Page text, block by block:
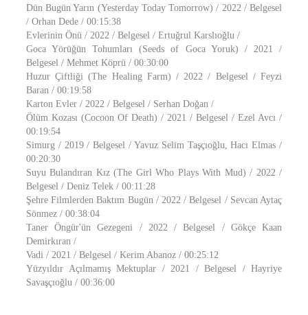
Dün Bugün Yarın (Yesterday Today Tomorrow) / 2022 / Belgesel
/ Orhan Dede / 00:15:38
Evlerinin Önü / 2022 / Belgesel / Ertuğrul Karslıoğlu /
Goca Yörüğün Tohumları (Seeds of Goca Yoruk) / 2021 /
Belgesel / Mehmet Köprü / 00:30:00
Huzur Çiftliği (The Healing Farm) / 2022 / Belgesel / Feyzi
Baran / 00:19:58
Karton Evler / 2022 / Belgesel / Serhan Doğan /
Ölüm Kozası (Cocoon Of Death) / 2021 / Belgesel / Ezel Avcı /
00:19:54
Simurg / 2019 / Belgesel / Yavuz Selim Taşçıoğlu, Hacı Elmas /
00:20:30
Suyu Bulandıran Kız (The Girl Who Plays With Mud) / 2022 /
Belgesel / Deniz Telek / 00:11:28
Şehre Filmlerden Baktım Bugün / 2022 / Belgesel / Sevcan Aytaç
Sönmez / 00:38:04
Taner Öngür'ün Gezegeni / 2022 / Belgesel / Gökçe Kaan
Demirkıran /
Vadi / 2021 / Belgesel / Kerim Abanoz / 00:25:12
Yüzyıldır Açılmamış Mektuplar / 2021 / Belgesel / Hayriye
Savaşçıoğlu / 00:36:00